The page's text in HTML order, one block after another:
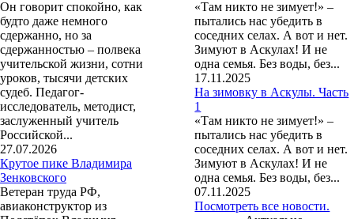
Он говорит спокойно, как
будто даже немного
сдержанно, но за
сдержанностью – полвека
учительской жизни, сотни
уроков, тысячи детских
судеб. Педагог-
исследователь, методист,
заслуженный учитель
Российской...
27.07.2026
Крутое пике Владимира
Зенковского
Ветеран труда РФ,
авиаконструктор из
«Там никто не зимует!» –
пытались нас убедить в
соседних селах. А вот и нет.
Зимуют в Аскулах! И не
одна семья. Без воды, без...
17.11.2025
На зимовку в Аскулы. Часть
1
«Там никто не зимует!» –
пытались нас убедить в
соседних селах. А вот и нет.
Зимуют в Аскулах! И не
одна семья. Без воды, без...
07.11.2025
Посмотреть все новости.